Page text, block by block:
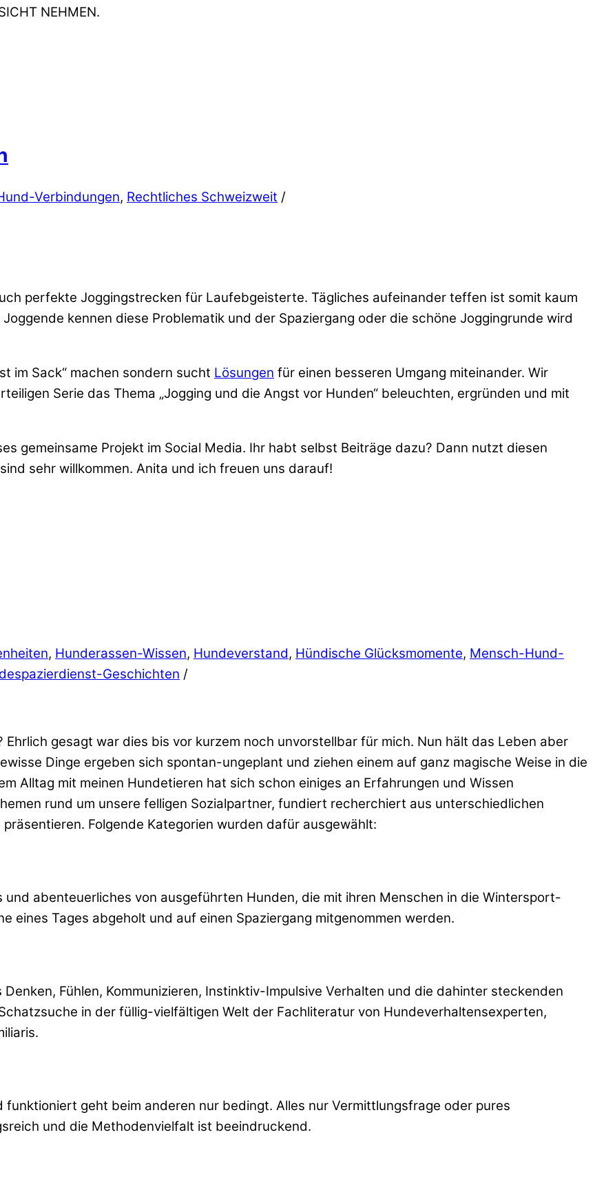
NEHMEN.
Verbindungen, Rechtliches Schweizweit /
perfekte Joggingstrecken für Laufebgeisterte. Tägliches aufeinander teffen ist somit kaum
kennen diese Problematik und der Spaziergang oder die schöne Joggingrunde wird
im Sack“ machen sondern sucht Lösungen für einen besseren Umgang miteinander. Wir
Serie das Thema „Jogging und die Angst vor Hunden“ beleuchten, ergründen und mit
gemeinsame Projekt im Social Media. Ihr habt selbst Beiträge dazu? Dann nutzt diesen
sehr willkommen. Anita und ich freuen uns darauf!
, Hunderassen-Wissen, Hundeverstand, Hündische Glücksmomente, Mensch-Hund-
Geschichten /
gesagt war dies bis vor kurzem noch unvorstellbar für mich. Nun hält das Leben aber
Dinge ergeben sich spontan-ungeplant und ziehen einem auf ganz magische Weise in die
Alltag mit meinen Hundetieren hat sich schon einiges an Erfahrungen und Wissen
rund um unsere felligen Sozialpartner, fundiert recherchiert aus unterschiedlichen
Folgende Kategorien wurden dafür ausgewählt:
abenteuerliches von ausgeführten Hunden, die mit ihren Menschen in die Wintersport-
eines Tages abgeholt und auf einen Spaziergang mitgenommen werden.
Fühlen, Kommunizieren, Instinktiv-Impulsive Verhalten und die dahinter steckenden
in der füllig-vielfältigen Welt der Fachliteratur von Hundeverhaltensexperten,
funktioniert geht beim anderen nur bedingt. Alles nur Vermittlungsfrage oder pures
und die Methodenvielfalt ist beeindruckend.